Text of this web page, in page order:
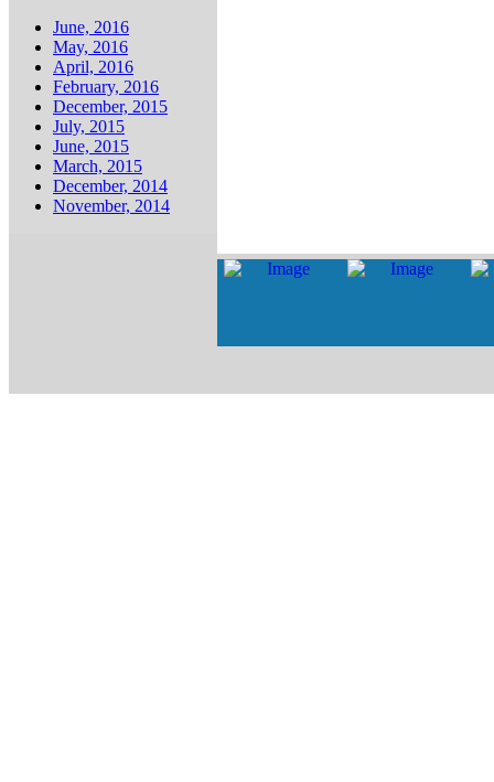
June, 2016
May, 2016
April, 2016
February, 2016
December, 2015
July, 2015
June, 2015
March, 2015
December, 2014
November, 2014